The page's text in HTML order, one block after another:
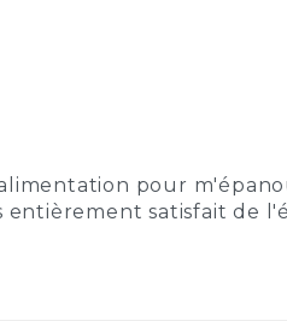
pour
entièrement satisfait de